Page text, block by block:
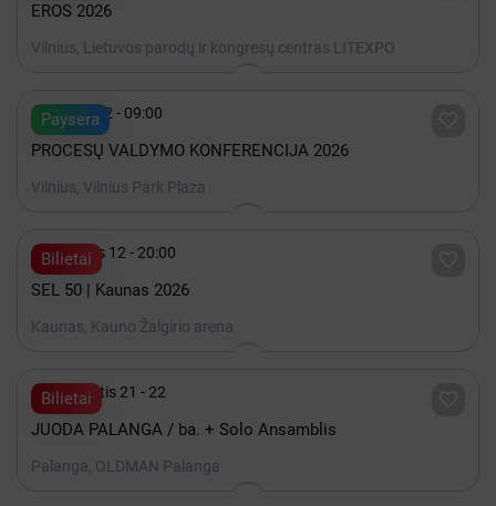
EROS 2026
Vilnius, Lietuvos parodų ir kongresų centras LITEXPO
Paysera
 Spalis 22 - 09:00
PROCESŲ VALDYMO KONFERENCIJA 2026
Vilnius, Vilnius Park Plaza
Bilietai
 Gruodis 12 - 20:00
SEL 50 | Kaunas 2026
Kaunas, Kauno Žalgirio arena
Bilietai
 Rugpjūtis 21 - 22
JUODA PALANGA / ba. + Solo Ansamblis
Palanga, OLDMAN Palanga